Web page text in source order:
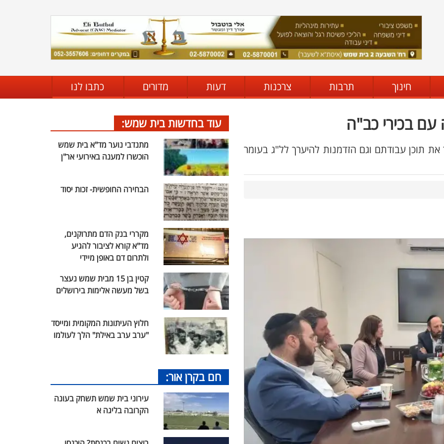
חינוך תרבות צרכנות דעות מדורים כתבו לנו
עם בכירי כב"ה
את תוכן עבודתם וגם הזדמנות להיערך לל"ג בעומר
עוד בחדשות בית שמש:
מתנדבי נוער מד"א בית שמש
הוכשרו למענה באירועי אר"ן
הבחירה החופשית- זכות יסוד
מקררי בנק הדם מתרוקנים,
מד"א קורא לציבור להגיע
ולתרום דם באופן מיידי
קטין בן 15 מבית שמש נעצר
בשל מעשה אלימות בירושלים
חלוץ העיתונות המקומית ומייסד
"ערב ערב באילת" הלך לעולמו
חם בקרן אור:
עירוני בית שמש תשחק בעונה
הקרובה בליגה א